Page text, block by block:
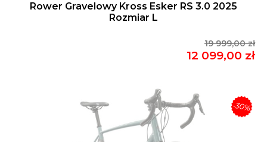
Rower Gravelowy Kross Esker RS 3.0 2025
Rozmiar L
19 999,00 zł
12 099,00 zł
-30%